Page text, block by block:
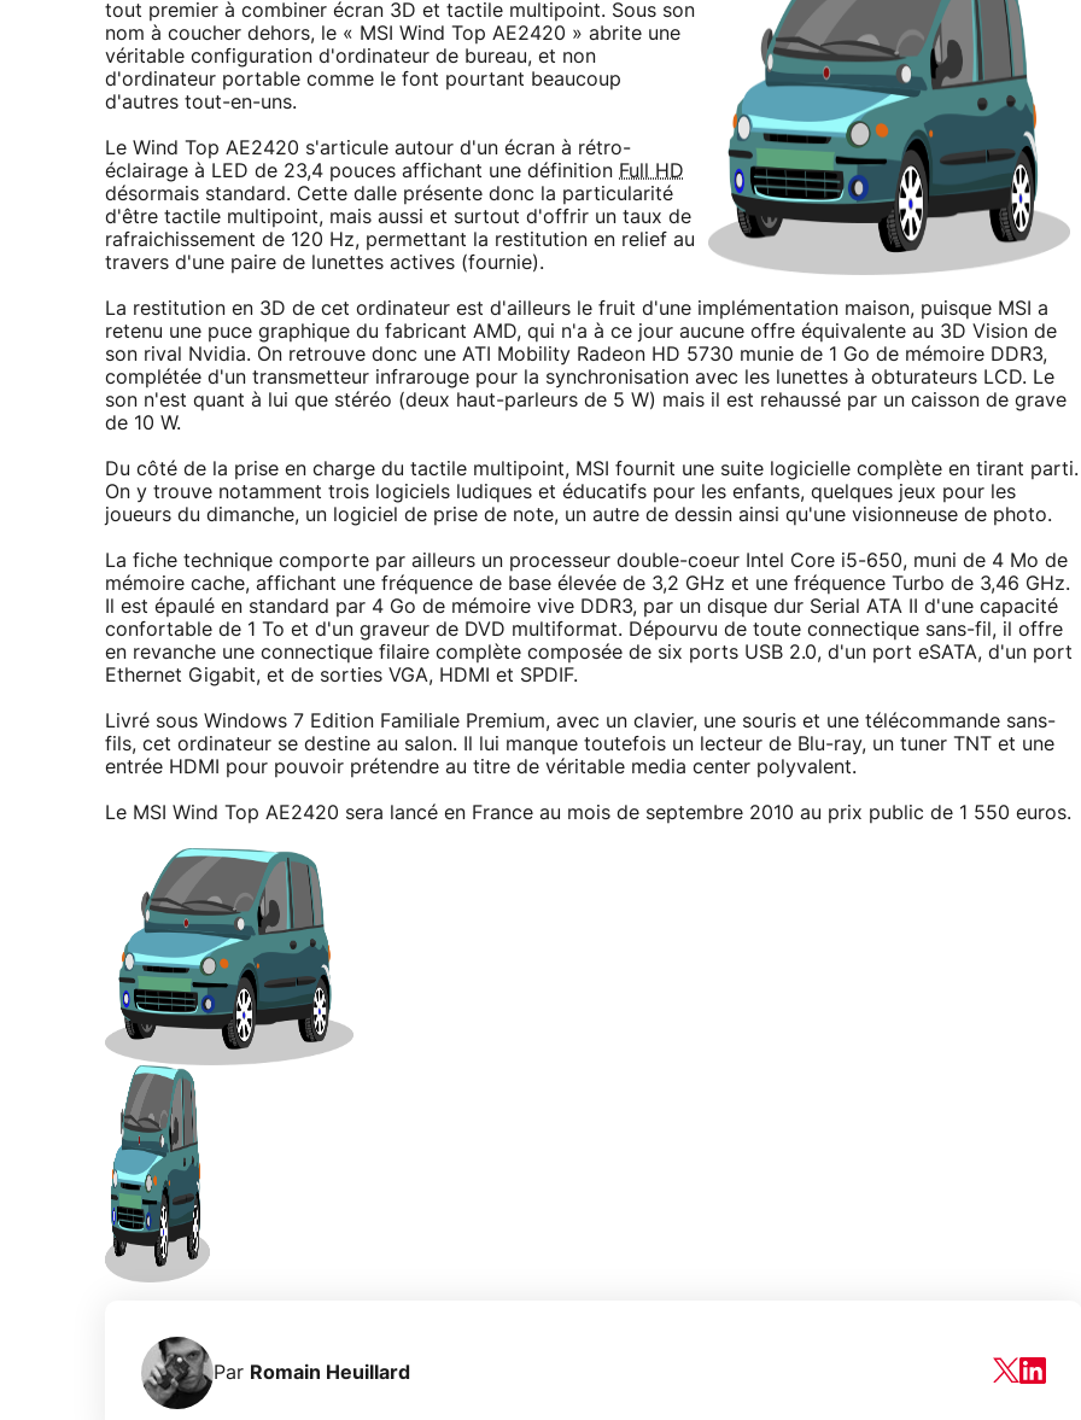
tout premier à combiner écran 3D et tactile multipoint. Sous son
nom à coucher dehors, le « MSI Wind Top AE2420 » abrite une
véritable configuration d'ordinateur de bureau, et non
d'ordinateur portable comme le font pourtant beaucoup
d'autres tout-en-uns.
Le Wind Top AE2420 s'articule autour d'un écran à rétro-
éclairage à LED de 23,4 pouces affichant une définition Full HD
désormais standard. Cette dalle présente donc la particularité
d'être tactile multipoint, mais aussi et surtout d'offrir un taux de
rafraichissement de 120 Hz, permettant la restitution en relief au
travers d'une paire de lunettes actives (fournie).
La restitution en 3D de cet ordinateur est d'ailleurs le fruit d'une implémentation maison, puisque MSI a
retenu une puce graphique du fabricant AMD, qui n'a à ce jour aucune offre équivalente au 3D Vision de
son rival Nvidia. On retrouve donc une ATI Mobility Radeon HD 5730 munie de 1 Go de mémoire DDR3,
complétée d'un transmetteur infrarouge pour la synchronisation avec les lunettes à obturateurs LCD. Le
son n'est quant à lui que stéréo (deux haut-parleurs de 5 W) mais il est rehaussé par un caisson de grave
de 10 W.
Du côté de la prise en charge du tactile multipoint, MSI fournit une suite logicielle complète en tirant parti.
On y trouve notamment trois logiciels ludiques et éducatifs pour les enfants, quelques jeux pour les
joueurs du dimanche, un logiciel de prise de note, un autre de dessin ainsi qu'une visionneuse de photo.
La fiche technique comporte par ailleurs un processeur double-coeur Intel Core i5-650, muni de 4 Mo de
mémoire cache, affichant une fréquence de base élevée de 3,2 GHz et une fréquence Turbo de 3,46 GHz.
Il est épaulé en standard par 4 Go de mémoire vive DDR3, par un disque dur Serial ATA II d'une capacité
confortable de 1 To et d'un graveur de DVD multiformat. Dépourvu de toute connectique sans-fil, il offre
en revanche une connectique filaire complète composée de six ports USB 2.0, d'un port eSATA, d'un port
Ethernet Gigabit, et de sorties VGA, HDMI et SPDIF.
Livré sous Windows 7 Edition Familiale Premium, avec un clavier, une souris et une télécommande sans-
fils, cet ordinateur se destine au salon. Il lui manque toutefois un lecteur de Blu-ray, un tuner TNT et une
entrée HDMI pour pouvoir prétendre au titre de véritable media center polyvalent.
Le MSI Wind Top AE2420 sera lancé en France au mois de septembre 2010 au prix public de 1 550 euros.
Par Romain Heuillard